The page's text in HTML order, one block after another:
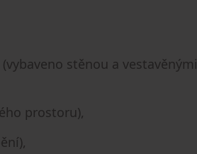
stěnou a vestavěnými
prostoru),